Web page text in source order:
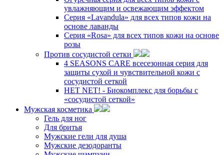
увлажняющим и освежающим эффектом
Серия «Lavandula» для всех типов кожи на
основе лаванды
Серия «Rosa» для всех типов кожи на основе
розы
Против сосудистой сетки
4 SEASONS CARE всесезонная серия для
защиты сухой и чувствительной кожи с
сосудистой сеткой
НЕТ NET! - Биокомплекс для борьбы с
«сосудистой сеткой»
Мужская косметика
Гель для ног
Для бритья
Мужские гели для душа
Мужские дезодоранты